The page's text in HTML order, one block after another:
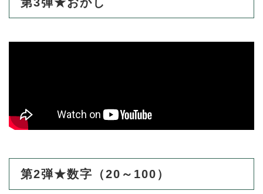
第2弾★数字（20～100）